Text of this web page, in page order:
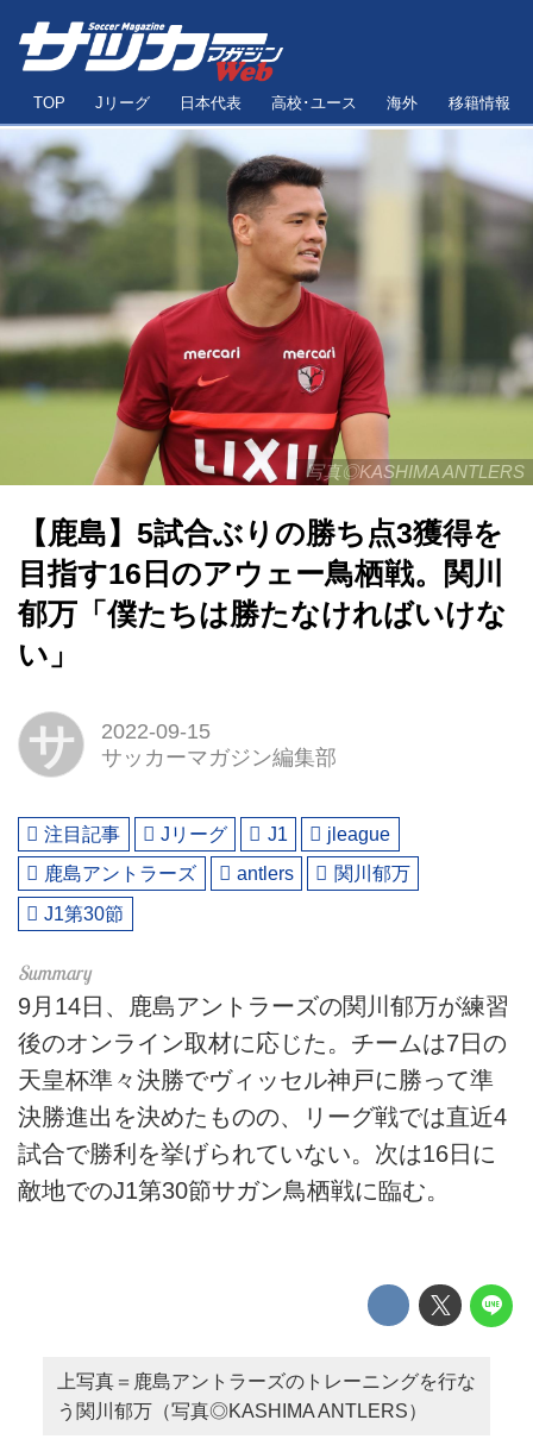
TOP Jリーグ 日本代表 高校･ユース 海外 移籍情報
写真◎KASHIMA ANTLERS
【鹿島】5試合ぶりの勝ち点3獲得を
目指す16日のアウェー鳥栖戦。関川
郁万「僕たちは勝たなければいけな
い」
サ
2022-09-15
サッカーマガジン編集部
注目記事 Jリーグ J1
jleague
鹿島アントラーズ
antlers
関川郁万
J1第30節
9月14日、鹿島アントラーズの関川郁万が練習
後のオンライン取材に応じた。チームは7日の
天皇杯準々決勝でヴィッセル神戸に勝って準
決勝進出を決めたものの、リーグ戦では直近4
試合で勝利を挙げられていない。次は16日に
敵地でのJ1第30節サガン鳥栖戦に臨む。
上写真＝鹿島アントラーズのトレーニングを行な
う関川郁万（写真◎KASHIMA ANTLERS）